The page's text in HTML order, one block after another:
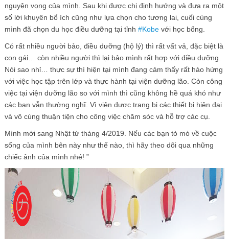
nguyện vọng của mình. Sau khi được chị định hướng và đưa ra một
số lời khuyên bổ ích cũng như lựa chọn cho tương lai, cuối cùng
mình đã chọn du học điều dưỡng tại tỉnh #Kobevới học bổng.
Có rất nhiều người bảo, điều dưỡng (hộ lý) thì rất vất vả, đặc biệt là
con gái… còn nhiều người thì lại bảo mình rất hợp với điều dưỡng.
Nói sao nhỉ… thực sự thì hiện tại mình đang cảm thấy rất hào hứng
với việc học tập trên lớp và thực hành tại viện dưỡng lão. Còn công
việc tại viện dưỡng lão so với mình thì cũng không hề quá khó như
các bạn vẫn thường nghĩ. Vì viện được trang bị các thiết bị hiện đại
và vô cùng thuận tiện cho công việc chăm sóc và hỗ trợ các cụ.
Mình mới sang Nhật từ tháng 4/2019. Nếu các bạn tò mò về cuộc
sống của mình bên này như thế nào, thì hãy theo dõi qua những
chiếc ảnh của mình nhé! ”